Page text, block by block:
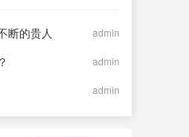
合体名字
断的贵人 admin
admin
admin